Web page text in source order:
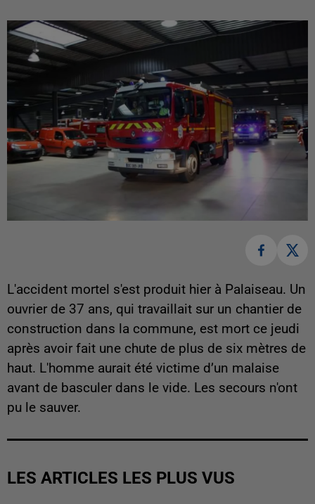
L'accident mortel s'est produit hier à Palaiseau. Un
ouvrier de 37 ans, qui travaillait sur un chantier de
construction dans la commune, est mort ce jeudi
après avoir fait une chute de plus de six mètres de
haut. L'homme aurait été victime d’un malaise
avant de basculer dans le vide. Les secours n'ont
pu le sauver.
LES ARTICLES LES PLUS VUS